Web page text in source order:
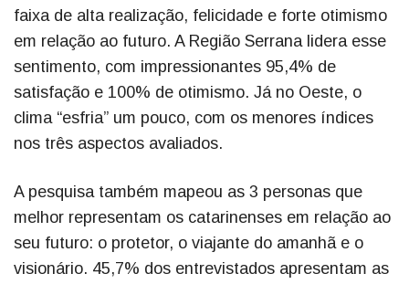
faixa de alta realização, felicidade e forte otimismo
em relação ao futuro. A Região Serrana lidera esse
sentimento, com impressionantes 95,4% de
satisfação e 100% de otimismo. Já no Oeste, o
clima “esfria” um pouco, com os menores índices
nos três aspectos avaliados.
A pesquisa também mapeou as 3 personas que
melhor representam os catarinenses em relação ao
seu futuro: o protetor, o viajante do amanhã e o
visionário. 45,7% dos entrevistados apresentam as